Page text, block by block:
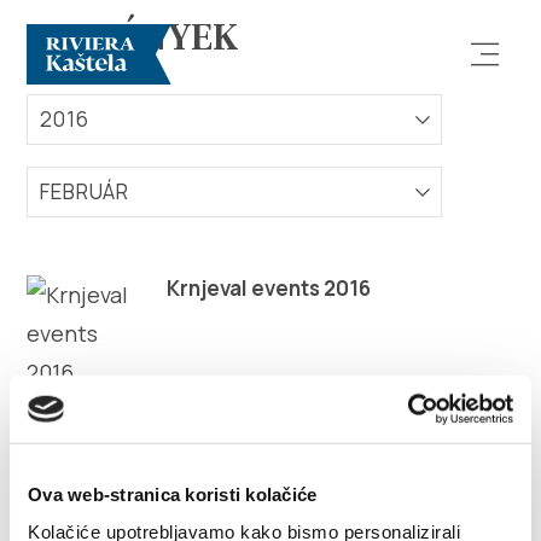
Ova web-stranica koristi kolačiće
Kolačiće upotrebljavamo kako bismo personalizirali
Vizsgálja meg
Rendeltetési hely
Mit kell tenni?
Info
ESEMÉNYEK
2016
FEBRUÁR
Krnjeval events 2016